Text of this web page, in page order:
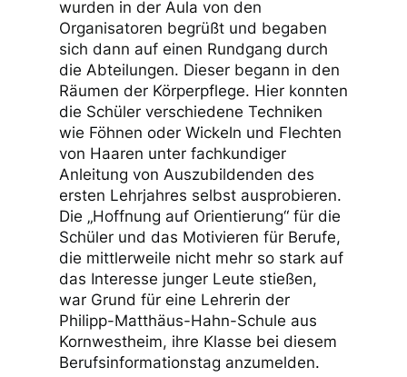
Schulklassen des Landkreises ergriffen
die Möglichkeit Eindrücke von
verschiedenen Ausbildungsberufen
und -wegen zu sammeln. Die Klassen
wurden in der Aula von den
Organisatoren begrüßt und begaben
sich dann auf einen Rundgang durch
die Abteilungen. Dieser begann in den
Räumen der Körperpflege. Hier konnten
die Schüler verschiedene Techniken
wie Föhnen oder Wickeln und Flechten
von Haaren unter fachkundiger
Anleitung von Auszubildenden des
ersten Lehrjahres selbst ausprobieren.
Die „Hoffnung auf Orientierung“ für die
Schüler und das Motivieren für Berufe,
die mittlerweile nicht mehr so stark auf
das Interesse junger Leute stießen,